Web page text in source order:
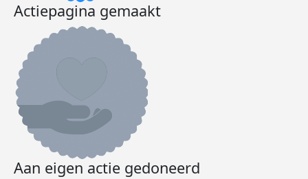
Actiepagina gemaakt
Aan eigen actie gedoneerd